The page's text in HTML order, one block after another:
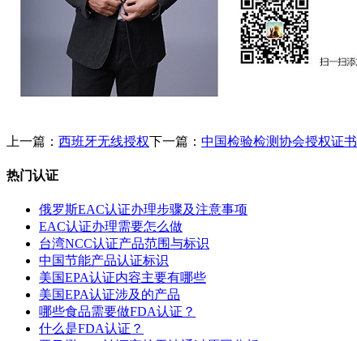
上一篇： 西班牙无线授权下一篇： 中国检验检测协会授权证书
热门认证
俄罗斯EAC认证办理步骤及注意事项
EAC认证办理需要怎么做
台湾NCC认证产品范围与标识
中国节能产品认证标识
美国EPA认证内容主要有哪些
美国EPA认证涉及的产品
哪些食品需要做FDA认证？
什么是FDA认证？